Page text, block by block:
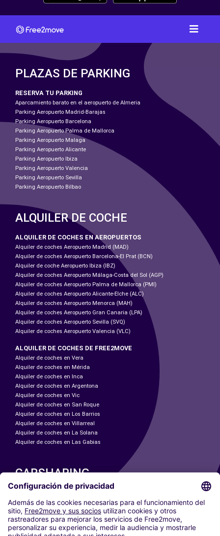
PLAZAS DE PARKING
RESERVA TU PARKING
Aparcamiento barato en el aeropuerto de Almeria
Parking Aeropuerto Madrid-Barajas
Parking Aeropuerto Barcelona
Parking Aeropuerto Palma de Mallorca
Parking Aeropuerto Malaga
Parking Aeropuerto Alicante
Parking Aeropuerto Ibiza
Parking Aeropuerto Valencia
Parking Aeropuerto Sevilla
Parking Aeropuerto Bilbao
ALQUILER DE COCHE
ALQUILER DE COCHES EN AEROPUERTOS
Alquiler de coches Aeropuerto Madrid (MAD)
Alquiler de coches Aeropuerto Barcelona-El Prat (BCN)
Alquiler de coche Aeropuerto Ibiza (IBZ)
Alquiler de coches Aeropuerto Málaga-Costa del Sol (AGP)
Alquiler de coches Aeropuerto Palma de Mallorca (PMI)
Alquiler de coches Aeropuerto Alicante-Elche (ALC)
Alquiler de coches Aeropuerto Menorca (MAH)
Alquiler de coches Aeropuerto Gran Canaria (LPA)
Alquiler de coches Aeropuerto Sevilla (SVQ)
Alquiler de coches Aeropuerto Valencia (VLC)
ALQUILER DE COCHES DE FREE2MOVE
Alquiler de coches en Vera
Alquiler de coches en Mérida
Alquiler de coches en Inca
Alquiler de coches en Argentona
Alquiler de coches en Vic
Alquiler de coches en San Roque
Alquiler de coches en Los Barrios
Alquiler de coches en Villarreal
Alquiler de coches en La Solana
Alquiler de coches en Las Gabias
CARSHARING
NUESTRAS CIUDADES
Paris
Madrid
Washington DC
Milán